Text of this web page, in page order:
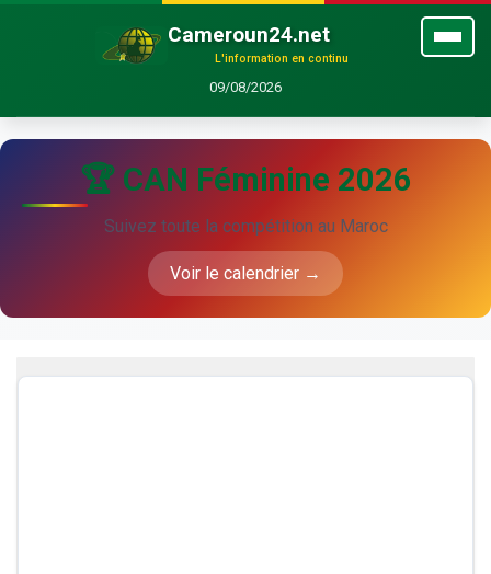
Cameroun24.net
L'information en continu
09/08/2026
🏆 CAN Féminine 2026
Suivez toute la compétition au Maroc
Voir le calendrier →